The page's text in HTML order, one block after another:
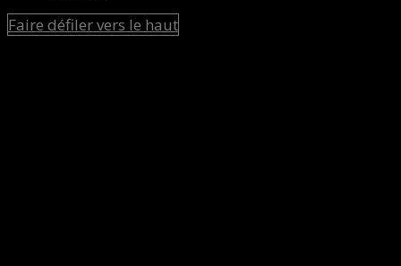
Faire défiler vers le haut